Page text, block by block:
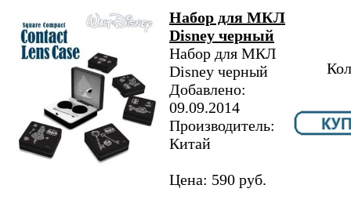
Набор для МКЛ
Disney черный
Набор для МКЛ
Disney черный
Добавлено:
09.09.2014
Производитель:
Китай
Цена: 590 руб.